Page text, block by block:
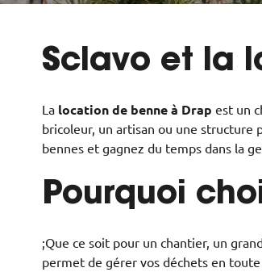
Sclavo et la
La location de benne à Drap est un
bricoleur, un artisan ou une structure
bennes et gagnez du temps dans la
Pourquoi
;Que ce soit pour un chantier, un
permet de gérer vos déchets en